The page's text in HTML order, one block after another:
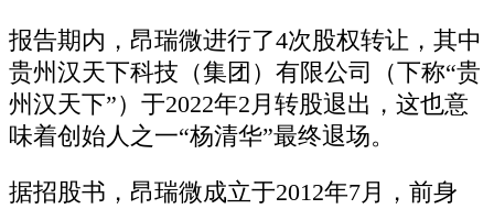
报告期内，昂瑞微进行了4次股权转让，其中
贵州汉天下科技（集团）有限公司（下称“贵
州汉天下”）于2022年2月转股退出，这也意
味着创始人之一“杨清华”最终退场。
据招股书，昂瑞微成立于2012年7月，前身